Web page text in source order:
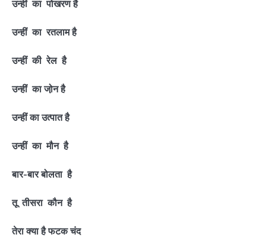
उन्हीं का पोखरण है
उन्हीं का रतलाम है
उन्हीं की रेल है
उन्हीं का जो़न है
उन्हीं का उत्पात है
उन्हीं का मौन है
बार-बार बोलता है
तू तीसरा कौन है
तेरा क्या है फटक चंद